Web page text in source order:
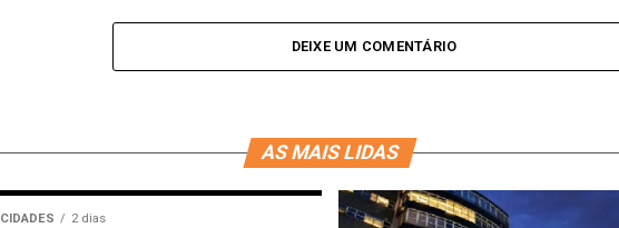
DEIXE UM COMENTÁRIO
AS MAIS LIDAS
CIDADES 2 dias